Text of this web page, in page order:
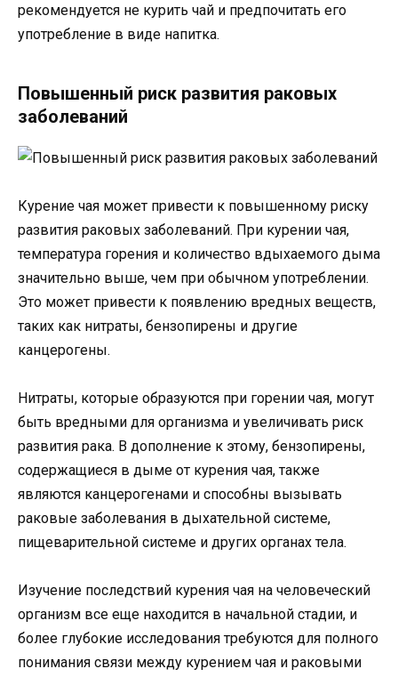
рекомендуется не курить чай и предпочитать его
употребление в виде напитка.
Повышенный риск развития раковых
заболеваний
Курение чая может привести к повышенному риску
развития раковых заболеваний. При курении чая,
температура горения и количество вдыхаемого дыма
значительно выше, чем при обычном употреблении.
Это может привести к появлению вредных веществ,
таких как нитраты, бензопирены и другие
канцерогены.
Нитраты, которые образуются при горении чая, могут
быть вредными для организма и увеличивать риск
развития рака. В дополнение к этому, бензопирены,
содержащиеся в дыме от курения чая, также
являются канцерогенами и способны вызывать
раковые заболевания в дыхательной системе,
пищеварительной системе и других органах тела.
Изучение последствий курения чая на человеческий
организм все еще находится в начальной стадии, и
более глубокие исследования требуются для полного
понимания связи между курением чая и раковыми